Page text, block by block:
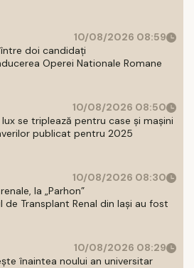
10/08/2026 08:59
doi candidați
Operei Nationale Romane
10/08/2026 08:50
se triplează pentru case și mașini
publicat pentru 2025
10/08/2026 08:30
la „Parhon”
de Transplant Renal din Iaşi au fost
10/08/2026 08:29
înaintea noului an universitar